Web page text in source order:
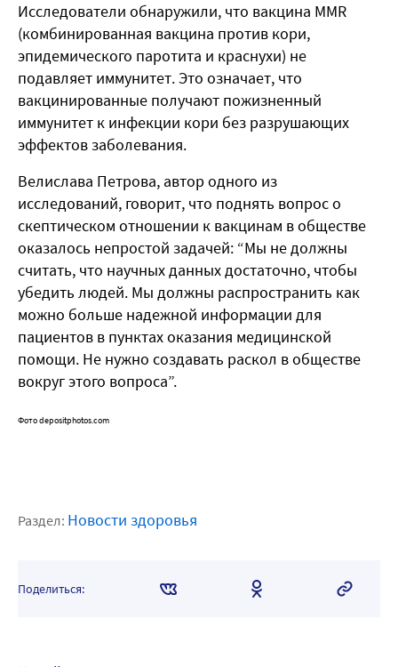
Исследователи обнаружили, что вакцина MMR
(комбинированная вакцина против кори,
эпидемического паротита и краснухи) не
подавляет иммунитет. Это означает, что
вакцинированные получают пожизненный
иммунитет к инфекции кори без разрушающих
эффектов заболевания.
Велислава Петрова, автор одного из
исследований, говорит, что поднять вопрос о
скептическом отношении к вакцинам в обществе
оказалось непростой задачей: “Мы не должны
считать, что научных данных достаточно, чтобы
убедить людей. Мы должны распространить как
можно больше надежной информации для
пациентов в пунктах оказания медицинской
помощи. Не нужно создавать раскол в обществе
вокруг этого вопроса”.
Фото depositphotos.com
Раздел: Новости здоровья
Поделиться: